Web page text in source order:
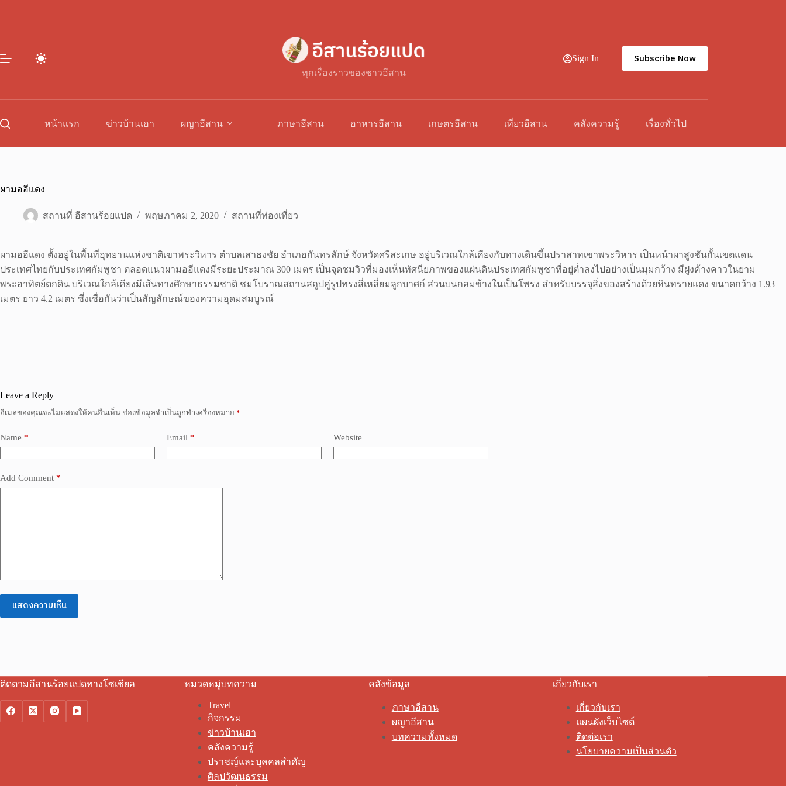
ทุกเรื่องราวของชาวอีสาน
Sign In Subscribe Now
หน้าแรก ข่าวบ้านเฮา ผญาอีสาน ภาษาอีสาน อาหารอีสาน เกษตรอีสาน เที่ยวอีสาน คลังความรู้ เรื่องทั่วไป
ผามออีแดง
สถานที่ อีสานร้อยแปด พฤษภาคม 2, 2020 สถานที่ท่องเที่ยว
ผามออีแดง ตั้งอยู่ในพื้นที่อุทยานแห่งชาติเขาพระวิหาร ตำบลเสาธงชัย อำเภอกันทรลักษ์ จังหวัดศรีสะเกษ อยู่บริเวณใกล้เคียงกับทางเดินขึ้นปราสาทเขาพระวิหาร เป็นหน้าผาสูงชันกั้นเขตแดน
ประเทศไทยกับประเทศกัมพูชา ตลอดแนวผามออีแดงมีระยะประมาณ 300 เมตร เป็นจุดชมวิวที่มองเห็นทัศนียภาพของแผ่นดินประเทศกัมพูชาที่อยู่ต่ำลงไปอย่างเป็นมุมกว้าง มีฝูงค้างคาวในยาม
พระอาทิตย์ตกดิน บริเวณใกล้เคียงมีเส้นทางศึกษาธรรมชาติ ชมโบราณสถานสถูปคู่รูปทรงสี่เหลี่ยมลูกบาศก์ ส่วนบนกลมข้างในเป็นโพรง สำหรับบรรจุสิ่งของสร้างด้วยหินทรายแดง ขนาดกว้าง 1.93
เมตร ยาว 4.2 เมตร ซึ่งเชื่อกันว่าเป็นสัญลักษณ์ของความอุดมสมบูรณ์
Leave a Reply
อีเมลของคุณจะไม่แสดงให้คนอื่นเห็น ช่องข้อมูลจำเป็นถูกทำเครื่องหมาย *
Name * Email * Website
Add Comment *
แสดงความเห็น
ติดตามอีสานร้อยแปดทางโซเชียล หมวดหมู่บทความ
Travel
กิจกรรม
ข่าวบ้านเฮา
คลังความรู้
ปราชญ์และบุคคลสำคัญ
ศิลปวัฒนธรรม
คลังข้อมูล
ภาษาอีสาน
ผญาอีสาน
บทความทั้งหมด
เกี่ยวกับเรา
เกี่ยวกับเรา
แผนผังเว็บไซต์
ติดต่อเรา
นโยบายความเป็นส่วนตัว